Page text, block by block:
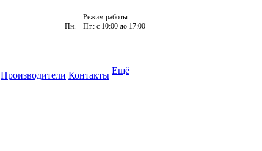
Режим работы
Пн. – Пт.: с 10:00 до 17:00
Производители Контакты Ещё